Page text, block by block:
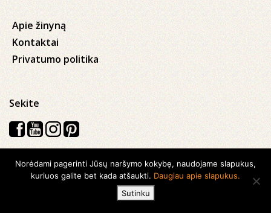
Apie žinyną
Kontaktai
Privatumo politika
Sekite
Visos teisės saugomos © 2026 Kauno apskrities viešoji Ąžuolyno
biblioteka
Norėdami pagerinti Jūsų naršymo kokybę, naudojame slapukus,
kuriuos galite bet kada atšaukti. Daugiau apie slapukus.
Sutinku